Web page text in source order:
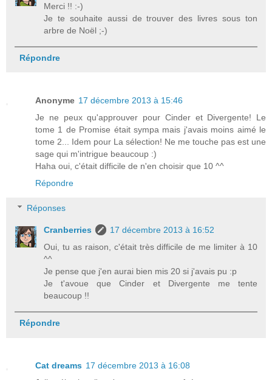
Merci !! :-)
Je te souhaite aussi de trouver des livres sous ton
arbre de Noël ;-)
Répondre
Anonyme 17 décembre 2013 à 15:46
Je ne peux qu'approuver pour Cinder et Divergente! Le
tome 1 de Promise était sympa mais j'avais moins aimé le
tome 2... Idem pour La sélection! Ne me touche pas est une
sage qui m'intrigue beaucoup :)
Haha oui, c'était difficile de n'en choisir que 10 ^^
Répondre
Réponses
Cranberries
17 décembre 2013 à 16:52
Oui, tu as raison, c'était très difficile de me limiter à 10
^^
Je pense que j'en aurai bien mis 20 si j'avais pu :p
Je t'avoue que Cinder et Divergente me tente
beaucoup !!
Répondre
Cat dreams 17 décembre 2013 à 16:08